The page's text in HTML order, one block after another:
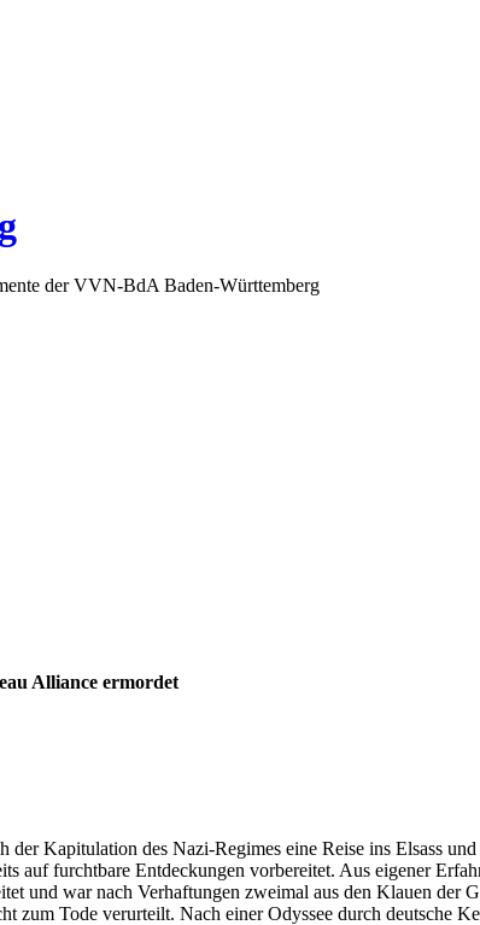
der VVN-BdA Baden-Württemberg
Alliance ermordet
Kapitulation des Nazi-Regimes eine Reise ins Elsass
auf furchtbare Entdeckungen vorbereitet. Aus eigener
und war nach Verhaftungen zweimal aus den Klauen der
zum Tode verurteilt. Nach einer Odyssee durch deutsche